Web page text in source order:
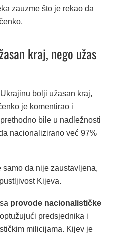
zauzme što je rekao da
kraj, nego užas
bolji užasan kraj,
je komentirao i
bile u nadležnosti
nacionalizirano već 97%
da nije zaustavljena,
Kijeva.
provode nacionalističke
predsjednika i
milicijama. Kijev je